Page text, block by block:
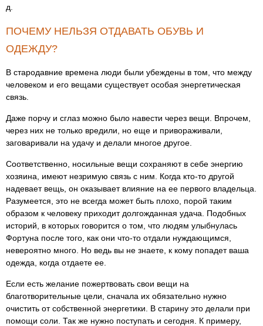
д.
ПОЧЕМУ НЕЛЬЗЯ ОТДАВАТЬ ОБУВЬ И
ОДЕЖДУ?
В стародавние времена люди были убеждены в том, что между
человеком и его вещами существует особая энергетическая
связь.
Даже порчу и сглаз можно было навести через вещи. Впрочем,
через них не только вредили, но еще и привораживали,
заговаривали на удачу и делали многое другое.
Соответственно, носильные вещи сохраняют в себе энергию
хозяина, имеют незримую связь с ним. Когда кто-то другой
надевает вещь, он оказывает влияние на ее первого владельца.
Разумеется, это не всегда может быть плохо, порой таким
образом к человеку приходит долгожданная удача. Подобных
историй, в которых говорится о том, что людям улыбнулась
Фортуна после того, как они что-то отдали нуждающимся,
невероятно много. Но ведь вы не знаете, к кому попадет ваша
одежда, когда отдаете ее.
Если есть желание пожертвовать свои вещи на
благотворительные цели, сначала их обязательно нужно
очистить от собственной энергетики. В старину это делали при
помощи соли. Так же нужно поступать и сегодня. К примеру,